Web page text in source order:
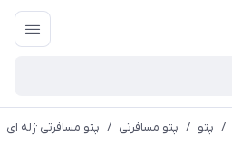
/ پتو / پتو مسافرتی / پتو مسافرتی ژله ای